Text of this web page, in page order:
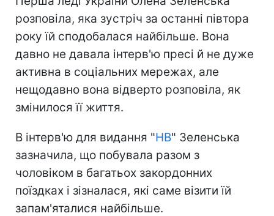
розповіла, яка зустріч за останні півтора
року їй сподобалася найбільше. Вона
давно не давала інтерв'ю пресі й не дуже
активна в соціальних мережах, але
нещодавно вона відверто розповіла, як
змінилося її життя.
В інтерв'ю для видання "НВ" Зеленська
зазначила, що побувала разом з
чоловіком в багатьох закордонних
поїздках і зізналася, які саме візити їй
запам'яталися найбільше.